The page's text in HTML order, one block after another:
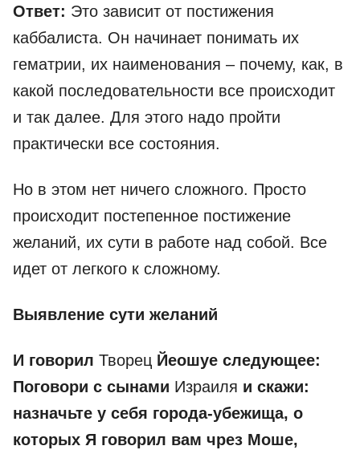
Ответ: Это зависит от постижения
каббалиста. Он начинает понимать их
гематрии, их наименования – почему, как, в
какой последовательности все происходит
и так далее. Для этого надо пройти
практически все состояния.
Но в этом нет ничего сложного. Просто
происходит постепенное постижение
желаний, их сути в работе над собой. Все
идет от легкого к сложному.
Выявление сути желаний
И говорил Творец Йеошуе следующее:
Поговори с сынами Израиля и скажи:
назначьте у себя города-убежища, о
которых Я говорил вам чрез Моше,